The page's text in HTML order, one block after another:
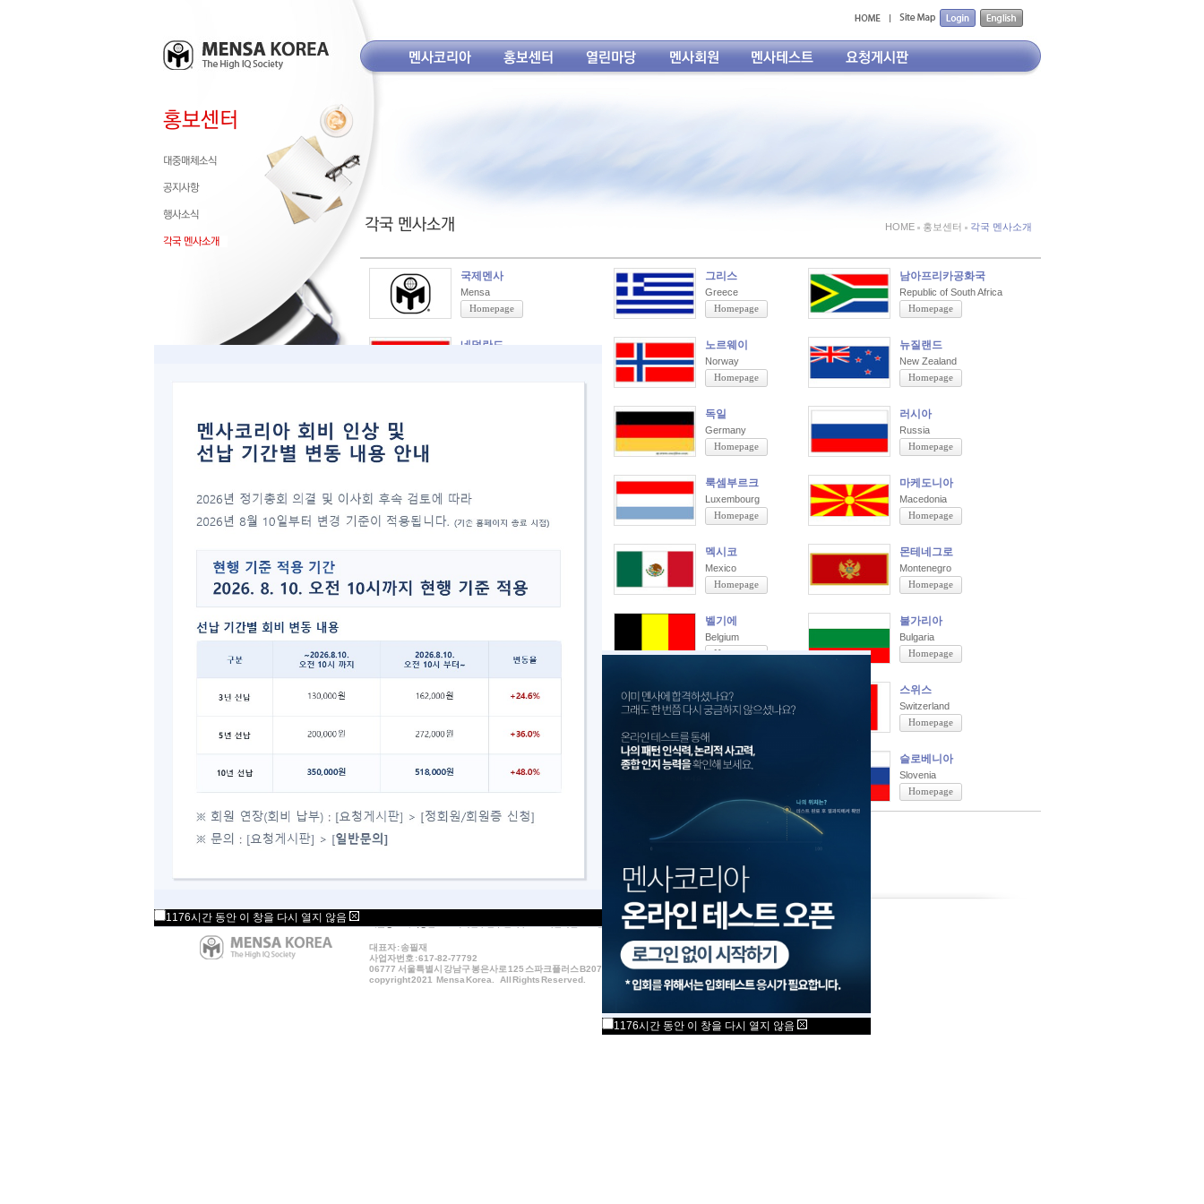
HOME 홍보센터 각국 멘사소개
국제멘사
Mensa
Homepage
그리스
Greece
Homepage
남아프리카공화국
Republic of South Africa
Homepage
네덜란드 노르웨이
Norway
Homepage
뉴질랜드
New Zealand
Homepage
독일
Germany
Homepage
러시아
Russia
Homepage
Romania
룩셈부르크
Luxembourg
Homepage
마케도니아
Macedonia
Homepage
Homepage
멕시코
Mexico
Homepage
몬테네그로
Montenegro
Homepage
벨기에
Belgium
Homepage
불가리아
Bulgaria
Homepage
스웨덴
Sweden
스위스
Switzerland
Homepage
Homepage
슬로바키아 슬로베니아
Slovenia
Homepage
대표자 : 송필재
사업자번호 : 617-82-77792
06777 서울특별시 강남구 봉은사로 125 스파크플러스 B207 (논현동, 리스트빌딩) TEL 02_6341_3177 FAX 02_3445_3177
copyright 2021 Mensa Korea. All Rights Reserved.
1176시간 동안 이 창을 다시 열지 않음
1176시간 동안 이 창을 다시 열지 않음